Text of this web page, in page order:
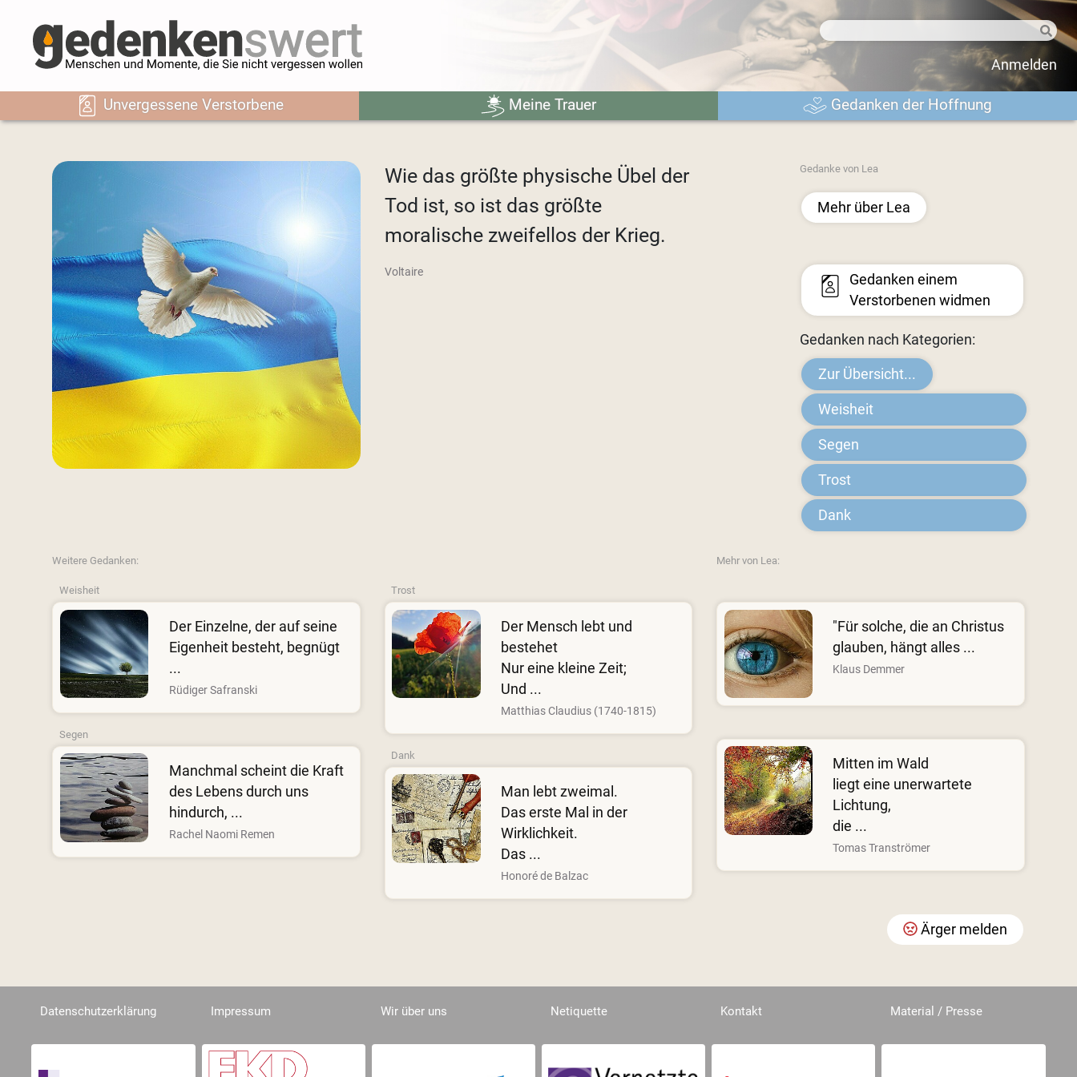
Anmelden
Unvergessene Verstorbene Meine Trauer Gedanken der Hoffnung
Wie das größte physische Übel der
Tod ist, so ist das größte
moralische zweifellos der Krieg.
Voltaire
Gedanke von Lea
Mehr über Lea
Gedanken einem
Verstorbenen widmen
Gedanken nach Kategorien:
Zur Übersicht...
Weisheit
Segen
Trost
Dank
Weitere Gedanken:
Weisheit
Der Einzelne, der auf seine
Eigenheit besteht, begnügt
...
Rüdiger Safranski
Segen
Manchmal scheint die Kraft
des Lebens durch uns
hindurch, ...
Rachel Naomi Remen
Trost
Der Mensch lebt und
bestehet
Nur eine kleine Zeit;
Und ...
Matthias Claudius (1740-1815)
Dank
Man lebt zweimal.
Das erste Mal in der
Wirklichkeit.
Das ...
Honoré de Balzac
Mehr von Lea:
"Für solche, die an Christus
glauben, hängt alles ...
Klaus Demmer
Mitten im Wald
liegt eine unerwartete
Lichtung,
die ...
Tomas Tranströmer
Ärger melden
Datenschutzerklärung Impressum Wir über uns Netiquette Kontakt Material / Presse